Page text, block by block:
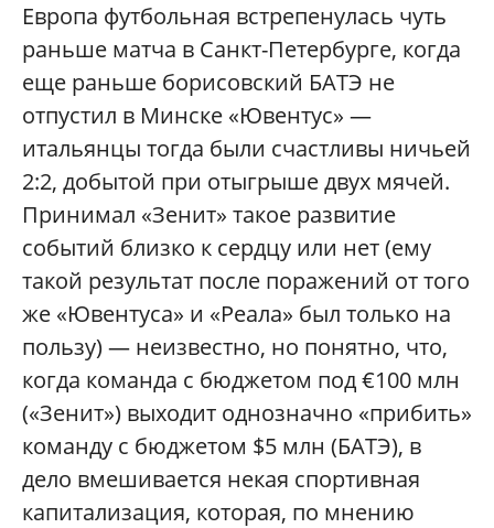
Европа футбольная встрепенулась чуть
раньше матча в Санкт-Петербурге, когда
еще раньше борисовский БАТЭ не
отпустил в Минске «Ювентус» —
итальянцы тогда были счастливы ничьей
2:2, добытой при отыгрыше двух мячей.
Принимал «Зенит» такое развитие
событий близко к сердцу или нет (ему
такой результат после поражений от того
же «Ювентуса» и «Реала» был только на
пользу) — неизвестно, но понятно, что,
когда команда с бюджетом под €100 млн
(«Зенит») выходит однозначно «прибить»
команду с бюджетом $5 млн (БАТЭ), в
дело вмешивается некая спортивная
капитализация, которая, по мнению